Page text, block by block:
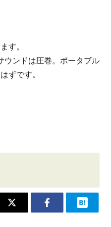
す。
ウンドは圧巻。ポータブル
ずです。